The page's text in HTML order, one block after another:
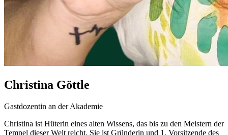
Christina Göttle
Gastdozentin an der Akademie
Christina ist Hüterin eines alten Wissens, das bis zu den Meistern der
Tempel dieser Welt reicht. Sie ist Gründerin und 1. Vorsitzende des